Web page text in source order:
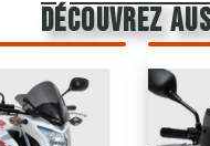
découvrez